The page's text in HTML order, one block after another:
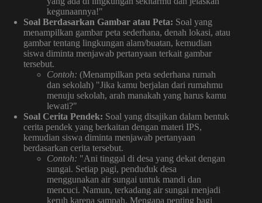
kegunaannya!"
Soal Berdasarkan Gambar atau Peta: Soal yang
menampilkan gambar peta sederhana, denah lokasi, atau
gambar tentang lingkungan alam/buatan, kemudian
siswa diminta menjawab pertanyaan terkait gambar
tersebut.
Contoh: (Menampilkan peta sederhana rumah
dan sekolah) "Jika kamu berjalan dari rumahmu
menuju sekolah, arah manakah yang harus kamu
lewati?"
Soal Cerita Pendek: Soal yang disajikan dalam bentuk
cerita pendek yang berkaitan dengan materi IPS,
kemudian siswa diminta menjawab pertanyaan
berdasarkan cerita tersebut.
Contoh: "Ani tinggal di desa yang dekat dengan
sungai. Setiap pagi, penduduk desa
menggunakan air sungai untuk mandi dan
mencuci. Namun, terkadang air sungai menjadi
keruh karena sampah. Mengapa penting bagi